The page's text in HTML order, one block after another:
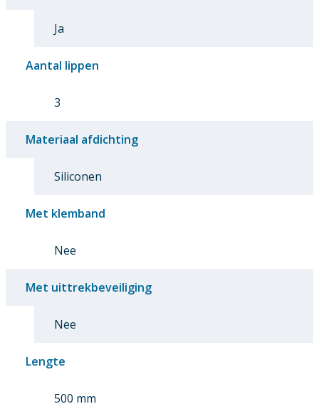
Ja
Aantal lippen
3
Materiaal afdichting
Siliconen
Met klemband
Nee
Met uittrekbeveiliging
Nee
Lengte
500 mm